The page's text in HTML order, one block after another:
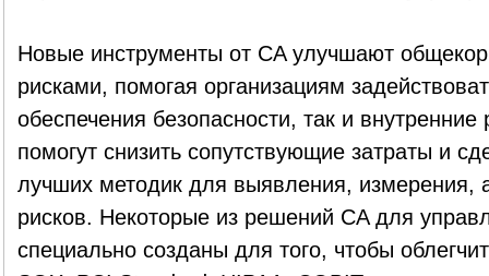
Новые инструменты от CA улучшают
рисками, помогая организациям
обеспечения безопасности, так и
помогут снизить сопутствующие затраты и
лучших методик для выявления, измерения,
рисков. Некоторые из решений CA для
специально созданы для того, чтобы